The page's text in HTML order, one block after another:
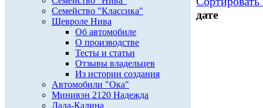
Семейство "Классика"
Шевроле Нива
Об автомобиле
О производстве
Тесты и статьи
Отзывы владельцев
Из истории создания
Автомобили "Ока"
Минивэн 2120 Надежда
Лада-Калина
дате